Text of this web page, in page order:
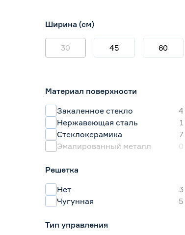
Ширина (см)
30 45 60
Материал поверхности
Закаленное стекло
4
Нержавеющая сталь
1
Стеклокерамика
7
Эмалированный металл
0
Решетка
Нет
3
Чугунная
5
Тип управления